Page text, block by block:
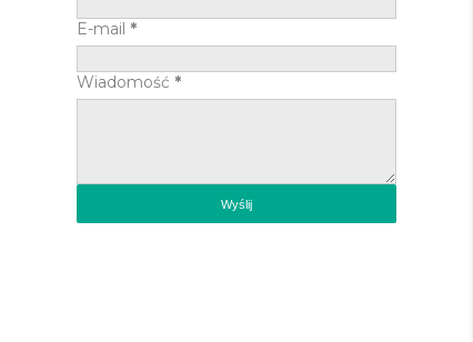
E-mail *
Wiadomość *